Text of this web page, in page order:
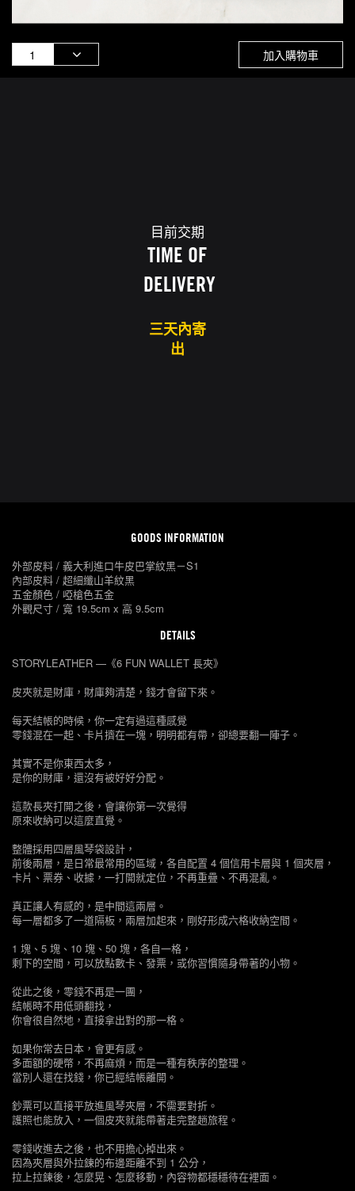
加入購物車
目前交期
TIME OF
DELIVERY
三天內寄
出
GOODS INFORMATION
外部皮料 / 義大利進口牛皮巴掌紋黑－S1
內部皮料 / 超細纖山羊紋黑
五金顏色 / 啞槍色五金
外觀尺寸 / 寬 19.5cm x 高 9.5cm
DETAILS
STORYLEATHER —《6 FUN WALLET 長夾》
皮夾就是財庫，財庫夠清楚，錢才會留下來。
每天結帳的時候，你一定有過這種感覺
零錢混在一起、卡片擠在一塊，明明都有帶，卻總要翻一陣子。
其實不是你東西太多，
是你的財庫，還沒有被好好分配。
這款長夾打開之後，會讓你第一次覺得
原來收納可以這麼直覺。
整體採用四層風琴袋設計，
前後兩層，是日常最常用的區域，各自配置 4 個信用卡層與 1 個夾層，
卡片、票券、收據，一打開就定位，不再重疊、不再混亂。
真正讓人有感的，是中間這兩層。
每一層都多了一道隔板，兩層加起來，剛好形成六格收納空間。
1 塊、5 塊、10 塊、50 塊，各自一格，
剩下的空間，可以放點數卡、發票，或你習慣隨身帶著的小物。
從此之後，零錢不再是一團，
結帳時不用低頭翻找，
你會很自然地，直接拿出對的那一格。
如果你常去日本，會更有感。
多面額的硬幣，不再麻煩，而是一種有秩序的整理。
當別人還在找錢，你已經結帳離開。
鈔票可以直接平放進風琴夾層，不需要對折。
護照也能放入，一個皮夾就能帶著走完整趟旅程。
零錢收進去之後，也不用擔心掉出來。
因為夾層與外拉鍊的布邊距離不到 1 公分，
拉上拉鍊後，怎麼晃、怎麼移動，內容物都穩穩待在裡面。